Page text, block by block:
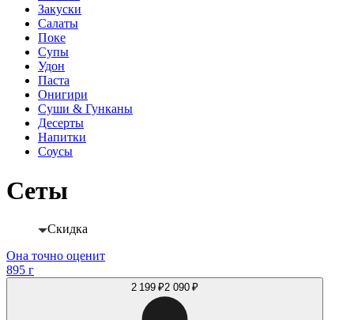
Закуски
Салаты
Поке
Супы
Удон
Паста
Онигири
Суши & Гунканы
Десерты
Напитки
Соусы
Сеты
Скидка
Она точно оценит
895 г
2 199 ₽2 090 ₽